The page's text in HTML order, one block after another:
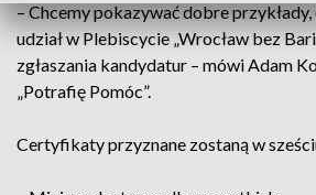
– Chcemy pokazywać dobre
udział w Plebiscycie „Wrocław bez
zgłaszania kandydatur – mówi Adam
„Potrafię Pomóc”.
Certyfikaty przyznane zostaną w